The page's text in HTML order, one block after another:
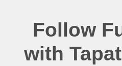
Follow
with